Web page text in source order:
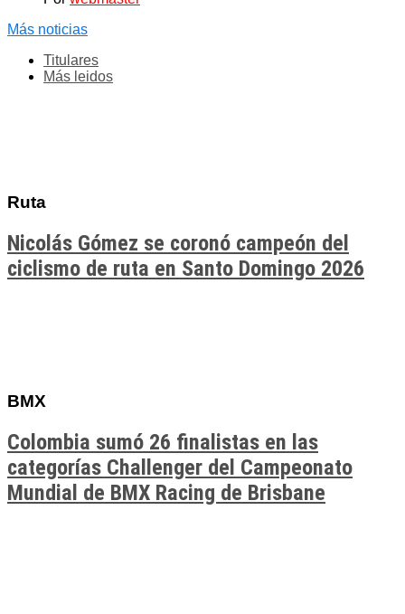
Más noticias
Titulares
Más leidos
Ruta
Nicolás Gómez se coronó campeón del
ciclismo de ruta en Santo Domingo 2026
BMX
Colombia sumó 26 finalistas en las
categorías Challenger del Campeonato
Mundial de BMX Racing de Brisbane